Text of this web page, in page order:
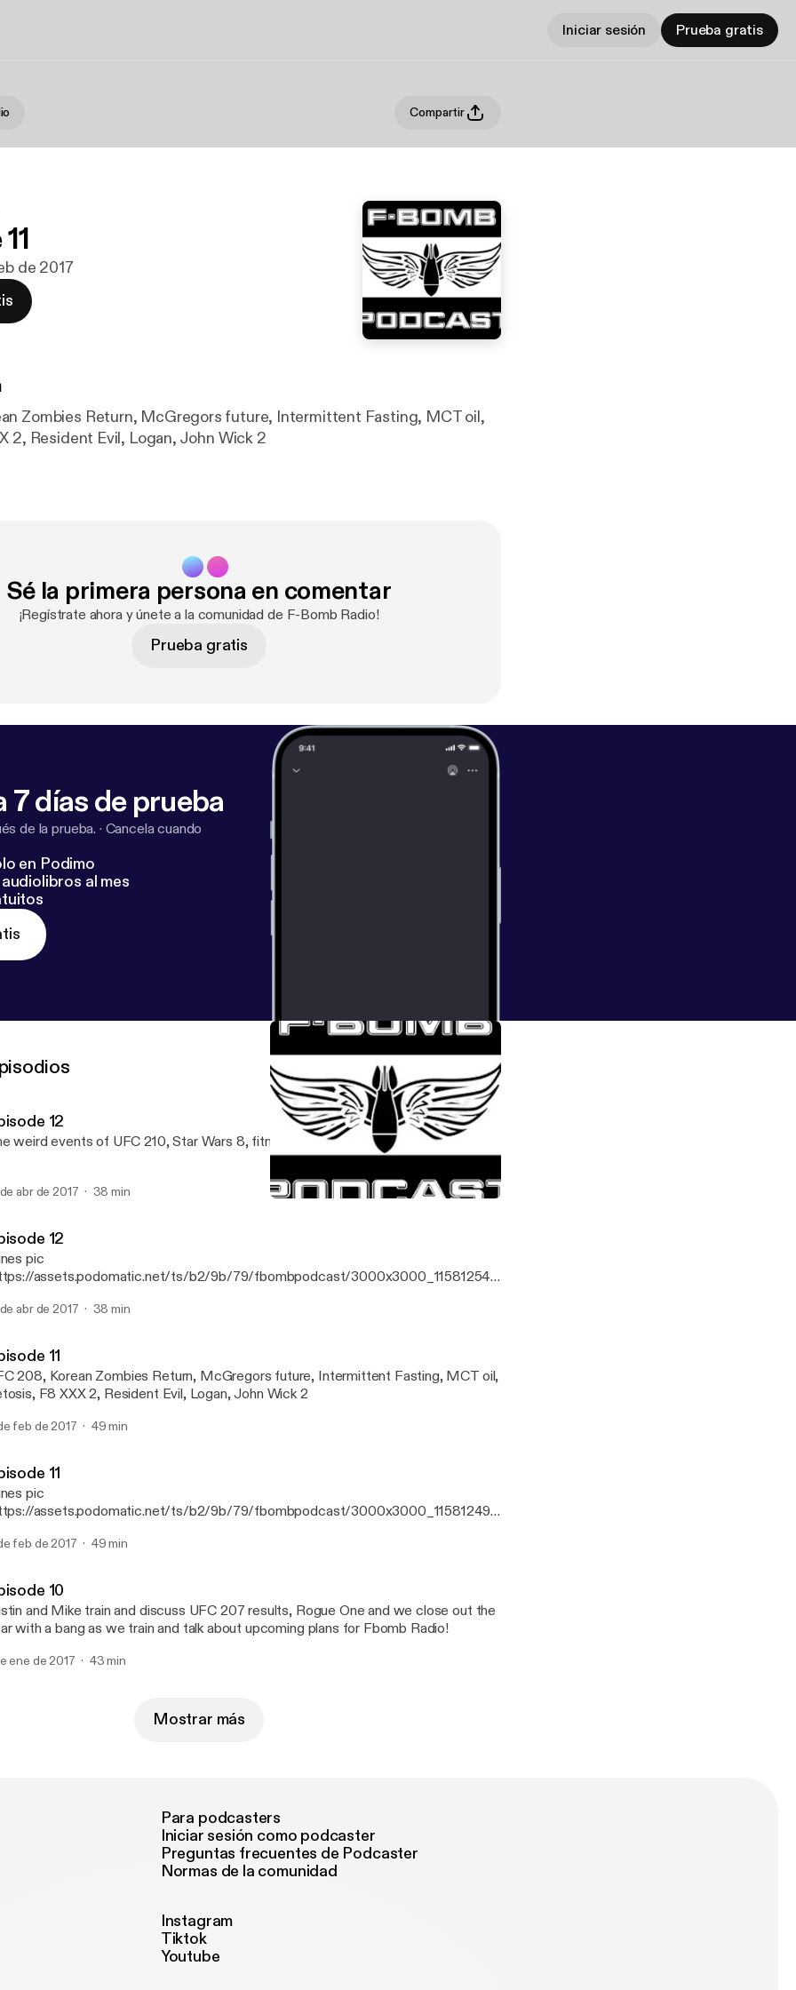
Iniciar sesión Prueba gratis
Compartir
de 2017
Zombies Return, McGregors future, Intermittent Fasting, MCT oil,
2, Resident Evil, Logan, John Wick 2
Sé la primera persona en comentar
¡Regístrate ahora y únete a la comunidad de F-Bomb Radio!
Prueba gratis
7 días de prueba
de la prueba. · Cancela cuando
en Podimo
al mes
12
weird events of UFC 210, Star Wars 8, fitness and diet talk, and future plans.
abr de 2017 38 min
12
pic
assets.podomatic.net/ts/b2/9b/79/fbombpodcast/3000x3000_11581254.j
abr de 2017 38 min
11
208, Korean Zombies Return, McGregors future, Intermittent Fasting, MCT oil,
F8 XXX 2, Resident Evil, Logan, John Wick 2
feb de 2017 49 min
11
pic
assets.podomatic.net/ts/b2/9b/79/fbombpodcast/3000x3000_11581249.j
oil, Ketosis, F8 XXX 2, Resident Evil, Logan, John Wick 2
feb de 2017 49 min
10
and Mike train and discuss UFC 207 results, Rogue One and we close out the
with a bang as we train and talk about upcoming plans for Fbomb Radio!
ene de 2017 43 min
Mostrar más
Para podcasters
Iniciar sesión como podcaster
Preguntas frecuentes de Podcaster
Normas de la comunidad
Instagram
Tiktok
Youtube